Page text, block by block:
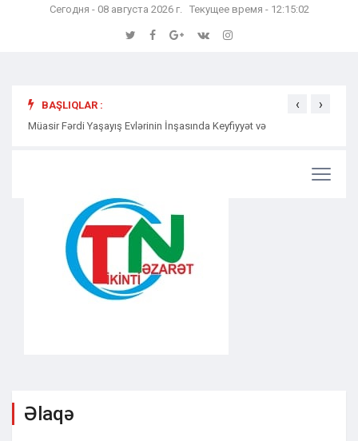
Сегодня - 08 августа 2026 г. Текущее время - 12:15:03
BAŞLIQLAR :
Müasir Fərdi Yaşayış Evlərinin İnşasında Keyfiyyət və
‹ ›
Əlaqə